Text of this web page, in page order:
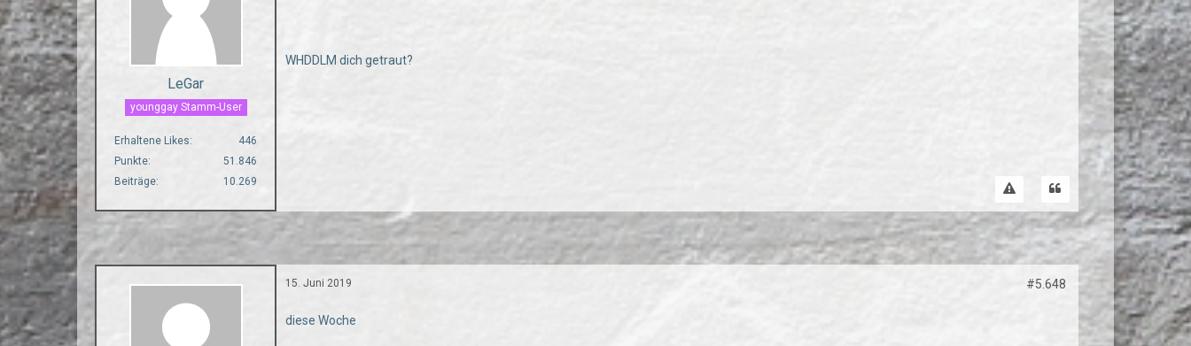
LeGar
younggay Stamm-User
Erhaltene Likes
446
Punkte
51.846
Beiträge
10.269
WHDDLM dich getraut?
15. Juni 2019 #5.648
diese Woche